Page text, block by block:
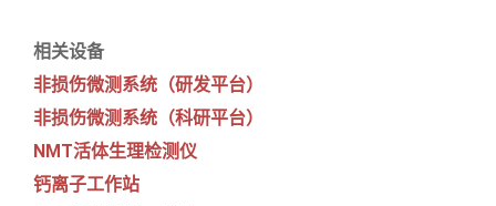
相关设备
非损伤微测系统（研发平台）
非损伤微测系统（科研平台）
NMT活体生理检测仪
钙离子工作站